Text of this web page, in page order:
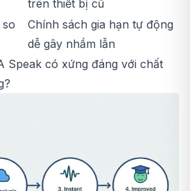
trên thiết bị cũ
Chính sách gia hạn tự động
dễ gây nhầm lẫn
Speak có xứng đáng với chất